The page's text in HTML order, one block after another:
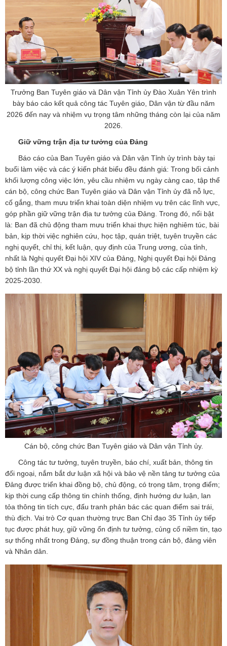
Trưởng Ban Tuyên giáo và Dân vận Tỉnh ủy Đào Xuân Yên trình
bày báo cáo kết quả công tác Tuyên giáo, Dân vận từ đầu năm
2026 đến nay và nhiệm vụ trọng tâm những tháng còn lại của năm
2026.
Giữ vững trận địa tư tưởng của Đảng
Báo cáo của Ban Tuyên giáo và Dân vận Tỉnh ủy trình bày tại
buổi làm việc và các ý kiến phát biểu đều đánh giá: Trong bối cảnh
khối lượng công việc lớn, yêu cầu nhiệm vụ ngày càng cao, tập thể
cán bộ, công chức Ban Tuyên giáo và Dân vận Tỉnh ủy đã nỗ lực,
cố gắng, tham mưu triển khai toàn diện nhiệm vụ trên các lĩnh vực,
góp phần giữ vững trận địa tư tưởng của Đảng. Trong đó, nổi bật
là: Ban đã chủ động tham mưu triển khai thực hiện nghiêm túc, bài
bản, kịp thời việc nghiên cứu, học tập, quán triệt, tuyên truyền các
nghị quyết, chỉ thị, kết luận, quy định của Trung ương, của tỉnh,
nhất là Nghị quyết Đại hội XIV của Đảng, Nghị quyết Đại hội Đảng
bộ tỉnh lần thứ XX và nghị quyết Đại hội đảng bộ các cấp nhiệm kỳ
2025-2030.
Cán bộ, công chức Ban Tuyên giáo và Dân vận Tỉnh ủy.
Công tác tư tưởng, tuyên truyền, báo chí, xuất bản, thông tin
đối ngoại, nắm bắt dư luận xã hội và bảo vệ nền tảng tư tưởng của
Đảng được triển khai đồng bộ, chủ động, có trọng tâm, trọng điểm;
kịp thời cung cấp thông tin chính thống, định hướng dư luận, lan
tỏa thông tin tích cực, đấu tranh phản bác các quan điểm sai trái,
thù địch. Vai trò Cơ quan thường trực Ban Chỉ đạo 35 Tỉnh ủy tiếp
tục được phát huy, giữ vững ổn định tư tưởng, củng cố niềm tin, tạo
sự thống nhất trong Đảng, sự đồng thuận trong cán bộ, đảng viên
và Nhân dân.